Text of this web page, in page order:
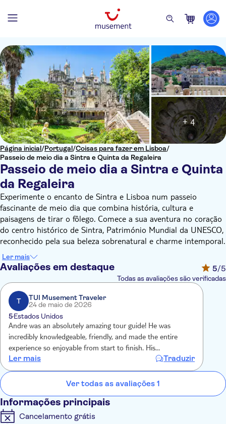
Página inicial/Portugal/Coisas para fazer em Lisboa/
Passeio de meio dia a Sintra e Quinta da Regaleira
Passeio de meio dia a Sintra e Quinta
da Regaleira
+ 4
Experimente o encanto de Sintra e Lisboa num passeio
fascinante de meio dia que combina história, cultura e
paisagens de tirar o fôlego. Comece a sua aventura no coração
do centro histórico de Sintra, Património Mundial da UNESCO,
reconhecido pela sua beleza sobrenatural e charme intemporal.
Passeie pelas ruas calcetadas ladeadas por uma arquitetura
vibrante, boutiques charmosas e vegetação exuberante. A
atmosfera aqui é quase mágica, tendo servido de inspiração
para inúmeros poetas, artistas e membros da realeza ao longo
dos séculos. Cada recanto desta pitoresca vila convida-o a
parar, explorar e maravilhar-se com a sua atmosfera de conto
de fadas.
A jornada continua com uma visita guiada à Quinta da
Regaleira, um dos monumentos mais emblemáticos e
intrigantes de Sintra. Mergulhe num mundo de mistério e
simbolismo enquanto explora esta propriedade encantadora,
repleta de arquitetura ornamentada, túneis secretos e jardins
cativantes. Um dos destaques da sua visita será o famoso Poço
Iniciático, uma escada em espiral que desce para o interior da
terra, imersa em misticismo e representando uma jornada
esotérica.
Ler mais
Avaliações em destaque 5/5
Todas as avaliações são verificadas
T
TUI Musement Traveler
24 de maio de 2026
5Estados Unidos
Andre was an absolutely amazing tour guide! He was
incredibly knowledgeable, friendly, and made the entire
experience so enjoyable from start to finish. His
recommendations were hands-down the best - from
restaurants to local spots we never would’ve found on our
Ler mais Traduzir
Ver todas as avaliações 1
Informações principais
Cancelamento grátis